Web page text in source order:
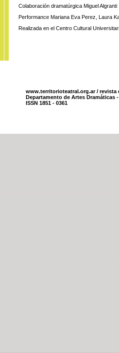
Colaboración dramatúrgica Miguel Algranti
Performance Mariana Eva Perez, Laura
Realizada en el Centro Cultural
www.territorioteatral.org.ar /
Departamento de Artes Dramáticas
ISSN 1851 - 0361